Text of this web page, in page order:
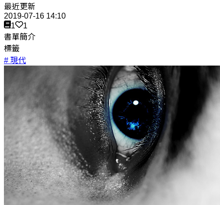
最近更新
2019-07-16 14:10
1
1
書單簡介
標籤
# 現代